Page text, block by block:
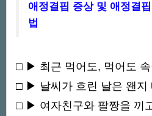
애정결핍 증상 및 애정결
법
□ ▶ 최근 먹어도, 먹어도
□ ▶ 날씨가 흐린 날은 왠지
□ ▶ 여자친구와 팔짱을 끼